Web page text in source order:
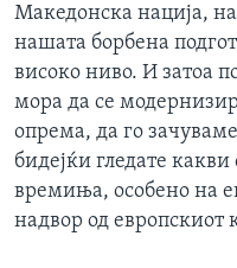
Македонска нација,
нашата борбена
високо ниво. И затоа
мора да се
опрема, да го
бидејќи гледате
времиња, особено на
надвор од европскиот